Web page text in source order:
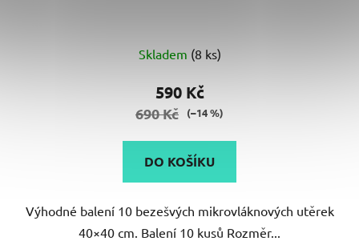
Skladem (8 ks)
590 Kč
690 Kč (–14 %)
DO KOŠÍKU
Výhodné balení 10 bezešvých mikrovláknových utěrek
40×40 cm. Balení 10 kusů Rozměr...